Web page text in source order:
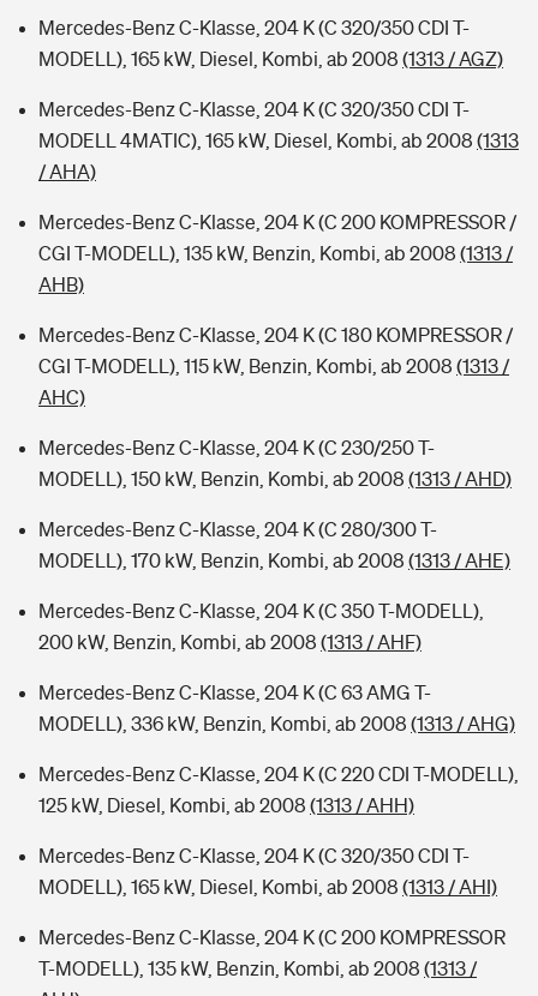
Mercedes-Benz C-Klasse, 204 K (C 320/350 CDI T-
MODELL), 165 kW, Diesel, Kombi, ab 2008 (1313 / AGZ)
Mercedes-Benz C-Klasse, 204 K (C 320/350 CDI T-
MODELL 4MATIC), 165 kW, Diesel, Kombi, ab 2008 (1313
/ AHA)
Mercedes-Benz C-Klasse, 204 K (C 200 KOMPRESSOR /
CGI T-MODELL), 135 kW, Benzin, Kombi, ab 2008 (1313 /
AHB)
Mercedes-Benz C-Klasse, 204 K (C 180 KOMPRESSOR /
CGI T-MODELL), 115 kW, Benzin, Kombi, ab 2008 (1313 /
AHC)
Mercedes-Benz C-Klasse, 204 K (C 230/250 T-
MODELL), 150 kW, Benzin, Kombi, ab 2008 (1313 / AHD)
Mercedes-Benz C-Klasse, 204 K (C 280/300 T-
MODELL), 170 kW, Benzin, Kombi, ab 2008 (1313 / AHE)
Mercedes-Benz C-Klasse, 204 K (C 350 T-MODELL),
200 kW, Benzin, Kombi, ab 2008 (1313 / AHF)
Mercedes-Benz C-Klasse, 204 K (C 63 AMG T-
MODELL), 336 kW, Benzin, Kombi, ab 2008 (1313 / AHG)
Mercedes-Benz C-Klasse, 204 K (C 220 CDI T-MODELL),
125 kW, Diesel, Kombi, ab 2008 (1313 / AHH)
Mercedes-Benz C-Klasse, 204 K (C 320/350 CDI T-
MODELL), 165 kW, Diesel, Kombi, ab 2008 (1313 / AHI)
Mercedes-Benz C-Klasse, 204 K (C 200 KOMPRESSOR
T-MODELL), 135 kW, Benzin, Kombi, ab 2008 (1313 /